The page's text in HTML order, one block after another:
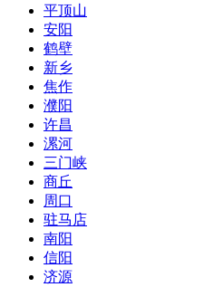
平顶山
安阳
鹤壁
新乡
焦作
濮阳
许昌
漯河
三门峡
商丘
周口
驻马店
南阳
信阳
济源